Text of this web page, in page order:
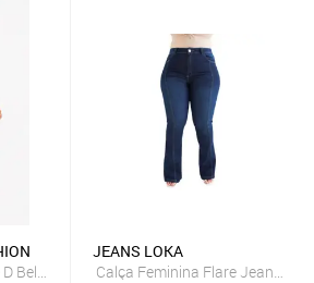
Bell Outlet Fashion Skinny Azul
JEANS LOKA
Calça Feminina Flare Jeans